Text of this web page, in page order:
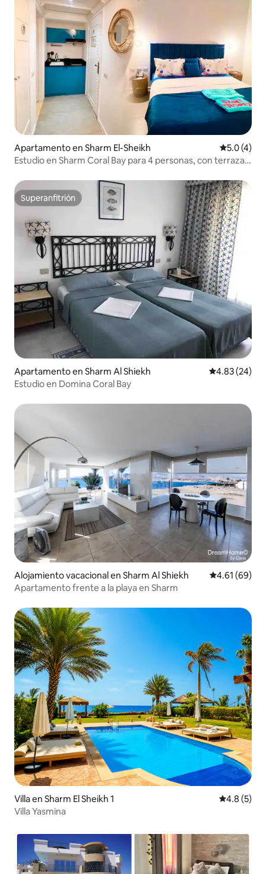
Apartamento en Sharm El-Sheikh
5.0 (4)
Estudio en Sharm Coral Bay para 4 personas, con terraza y
Superanfitrión
Superanfitrión
Apartamento en Sharm Al Shiekh Calificación
4.83 (24)
Estudio en Domina Coral Bay
Alojamiento vacacional en Sharm Al Shiekh Calificación
4.61 (69)
Apartamento frente a la playa en Sharm
Villa en Sharm El Sheikh 1
4.8 (5)
Villa Yasmina